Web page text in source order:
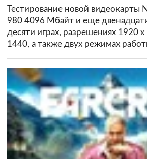
Тестирование новой видеокарты
980 4096 Мбайт и еще
десяти играх, разрешениях 1920
1440, а также двух режимах